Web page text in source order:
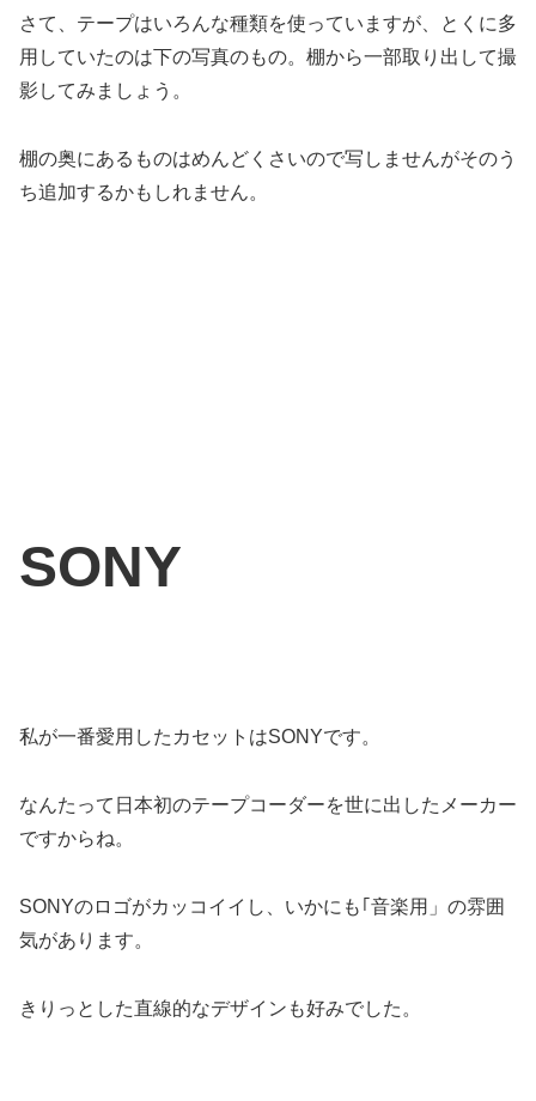
さて、テープはいろんな種類を使っていますが、とくに多
用していたのは下の写真のもの。棚から一部取り出して撮
影してみましょう。
棚の奥にあるものはめんどくさいので写しませんがそのう
ち追加するかもしれません。
SONY
私が一番愛用したカセットはSONYです。
なんたって日本初のテープコーダーを世に出したメーカー
ですからね。
SONYのロゴがカッコイイし、いかにも｢音楽用」の雰囲
気があります。
きりっとした直線的なデザインも好みでした。